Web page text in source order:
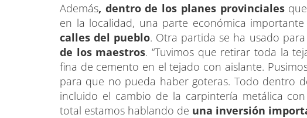
Además, dentro de los planes provincialesque
en la localidad, una parte económica
calles del pueblo. Otra partida se ha usado para
de los maestros. “Tuvimos que retirar toda la
fina de cemento en el tejado con aislante.
para que no pueda haber goteras. Todo dentro
incluido el cambio de la carpintería metálica
total estamos hablando de una inversión